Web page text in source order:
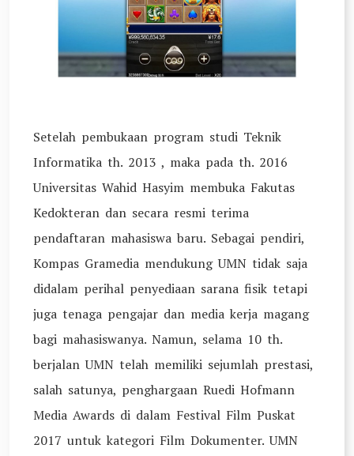
Setelah pembukaan program studi Teknik
Informatika th. 2013 , maka pada th. 2016
Universitas Wahid Hasyim membuka Fakutas
Kedokteran dan secara resmi terima
pendaftaran mahasiswa baru. Sebagai pendiri,
Kompas Gramedia mendukung UMN tidak saja
didalam perihal penyediaan sarana fisik tetapi
juga tenaga pengajar dan media kerja magang
bagi mahasiswanya. Namun, selama 10 th.
berjalan UMN telah memiliki sejumlah prestasi,
salah satunya, penghargaan Ruedi Hofmann
Media Awards di dalam Festival Film Puskat
2017 untuk kategori Film Dokumenter. UMN